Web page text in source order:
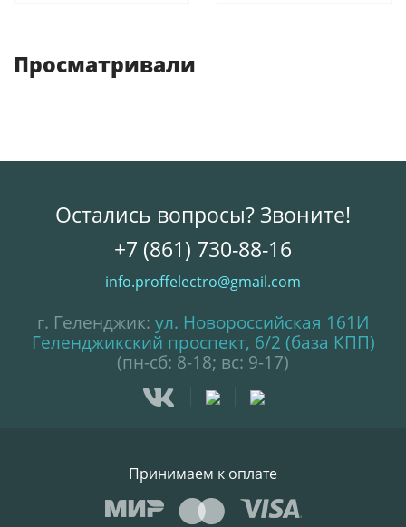
Просматривали
Остались вопросы? Звоните!
+7 (861) 730-88-16
info.proffelectro@gmail.com
г. Геленджик: ул. Новороссийская 161И
Геленджикский проспект, 6/2 (база КПП)
(пн-сб: 8-18; вс: 9-17)
Принимаем к оплате